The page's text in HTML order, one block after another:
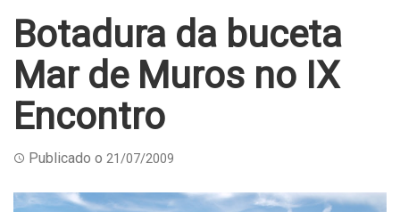
Botadura da buceta
Mar de Muros no IX
Encontro
Publicado o 21/07/2009